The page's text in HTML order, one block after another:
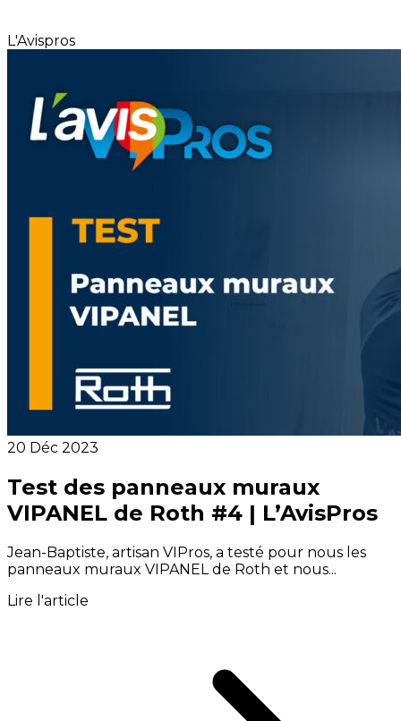
L'Avispros
20 Déc 2023
Test des panneaux muraux
VIPANEL de Roth #4 | L’AvisPros
Jean-Baptiste, artisan VIPros, a testé pour nous les
panneaux muraux VIPANEL de Roth et nous...
Lire l'article